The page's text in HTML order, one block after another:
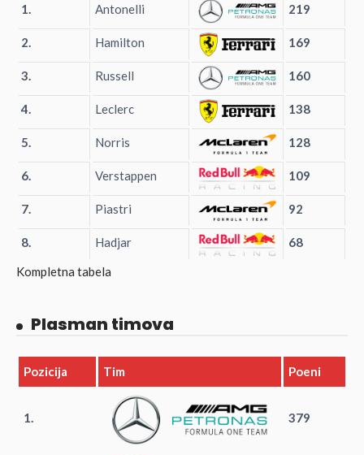
1.
Antonelli 219
2. Hamilton 169
3. Russell 160
4. Leclerc 138
5. Norris 128
6. Verstappen 109
7. Piastri 92
8. Hadjar
68
Kompletna tabela
Plasman timova
Pozicija Tim Poeni
1. 379